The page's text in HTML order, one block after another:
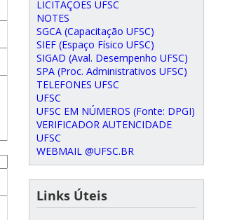
LICITAÇÕES UFSC
NOTES
SGCA (Capacitação UFSC)
SIEF (Espaço Físico UFSC)
SIGAD (Aval. Desempenho UFSC)
SPA (Proc. Administrativos UFSC)
TELEFONES UFSC
UFSC
UFSC EM NÚMEROS (Fonte: DPGI)
VERIFICADOR AUTENCIDADE
UFSC
WEBMAIL @UFSC.BR
Links Úteis